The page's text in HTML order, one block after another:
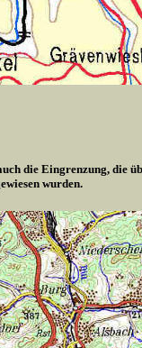
die Eingrenzung, die
wurden.